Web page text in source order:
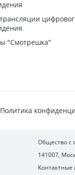
"Смотрешка"
Политика
Общество с
141007,
Контактные